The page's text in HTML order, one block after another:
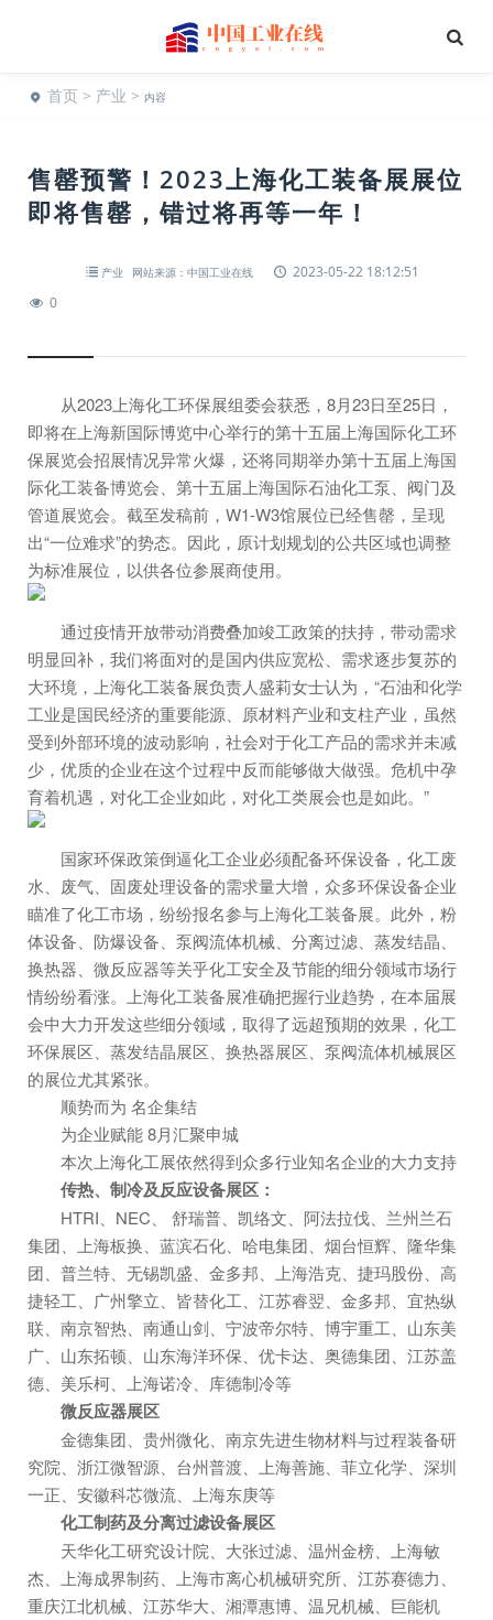
首页 > 产业 > 内容
售罄预警！2023上海化工装备展展位
即将售罄，错过将再等一年！
产业 网站来源：中国工业在线
2023-05-22 18:12:51
0
从2023上海化工环保展组委会获悉，8月23日至25日，
即将在上海新国际博览中心举行的第十五届上海国际化工环
保展览会招展情况异常火爆，还将同期举办第十五届上海国
际化工装备博览会、第十五届上海国际石油化工泵、阀门及
管道展览会。截至发稿前，W1-W3馆展位已经售罄，呈现
出“一位难求”的势态。因此，原计划规划的公共区域也调整
为标准展位，以供各位参展商使用。
通过疫情开放带动消费叠加竣工政策的扶持，带动需求
明显回补，我们将面对的是国内供应宽松、需求逐步复苏的
大环境，上海化工装备展负责人盛莉女士认为，“石油和化学
工业是国民经济的重要能源、原材料产业和支柱产业，虽然
受到外部环境的波动影响，社会对于化工产品的需求并未减
少，优质的企业在这个过程中反而能够做大做强。危机中孕
育着机遇，对化工企业如此，对化工类展会也是如此。”
国家环保政策倒逼化工企业必须配备环保设备，化工废
水、废气、固废处理设备的需求量大增，众多环保设备企业
瞄准了化工市场，纷纷报名参与上海化工装备展。此外，粉
体设备、防爆设备、泵阀流体机械、分离过滤、蒸发结晶、
换热器、微反应器等关乎化工安全及节能的细分领域市场行
情纷纷看涨。上海化工装备展准确把握行业趋势，在本届展
会中大力开发这些细分领域，取得了远超预期的效果，化工
环保展区、蒸发结晶展区、换热器展区、泵阀流体机械展区
的展位尤其紧张。
顺势而为 名企集结
为企业赋能 8月汇聚申城
本次上海化工展依然得到众多行业知名企业的大力支持
传热、制冷及反应设备展区 ：
HTRI、NEC、 舒瑞普、凯络文、阿法拉伐、兰州兰石
集团、上海板换、蓝滨石化、哈电集团、烟台恒辉、隆华集
团、普兰特、无锡凯盛、金多邦、上海浩克、捷玛股份、高
捷轻工、广州擎立、皆替化工、江苏睿翌、金多邦、宜热纵
联、南京智热、南通山剑、宁波帝尔特、博宇重工、山东美
广、山东拓顿、山东海洋环保、优卡达、奥德集团、江苏盖
德、美乐柯、上海诺冷、库德制冷等
微反应器展区
金德集团、贵州微化、南京先进生物材料与过程装备研
究院、浙江微智源、台州普渡、上海善施、菲立化学、深圳
一正、安徽科芯微流、上海东庚等
化工制药及分离过滤设备展区
天华化工研究设计院、大张过滤、温州金榜、上海敏
杰、上海成界制药、上海市离心机械研究所、江苏赛德力、
重庆江北机械、江苏华大、湘潭惠博、温兄机械、巨能机